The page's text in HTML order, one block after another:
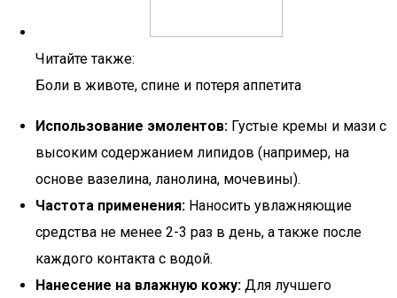
Читайте также:
Боли в животе, спине и потеря аппетита
Использование эмолентов: Густые кремы и мази с
высоким содержанием липидов (например, на
основе вазелина, ланолина, мочевины).
Частота применения: Наносить увлажняющие
средства не менее 2-3 раз в день, а также после
каждого контакта с водой.
Нанесение на влажную кожу: Для лучшего